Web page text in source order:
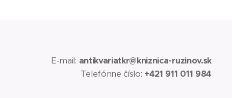
E-mail: antikvariatkr@kniznica-ruzinov.sk
Telefónne číslo: +421 911 011 984